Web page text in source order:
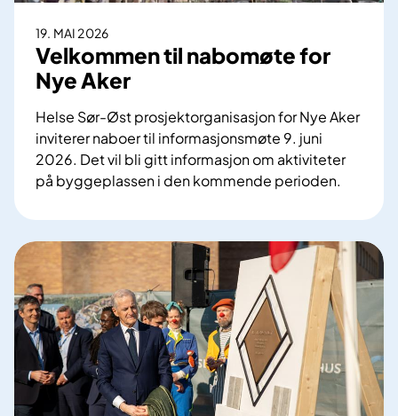
d
n
g
s
p
l
a
å
R
i
k
s
h
o
19. MAI 2026
Velkommen til nabomøte for
Nye Aker
Helse Sør-Øst prosjektorganisasjon for Nye Aker
inviterer naboer til informasjonsmøte 9. juni
2026. Det vil bli gitt informasjon om aktiviteter
på byggeplassen i den kommende perioden.
e
l
o
m
m
e
n
t